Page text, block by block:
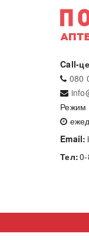
Call-
080
Режим
Email:
Тел: